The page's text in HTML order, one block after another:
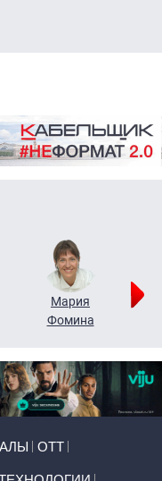
Мария
Фомина
ОТТ